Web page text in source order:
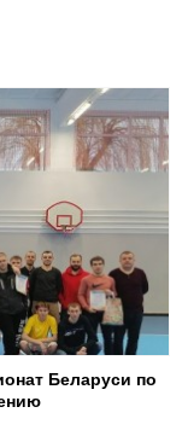
Беларуси по